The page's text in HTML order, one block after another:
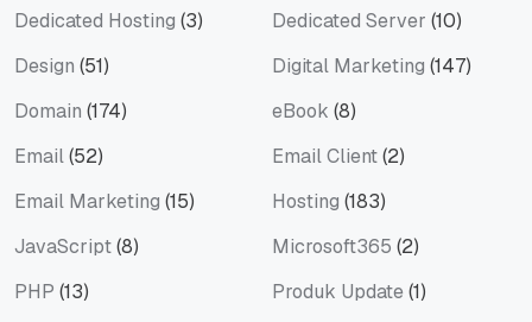
Dedicated Hosting (3) Dedicated Server (10)
Design (51) Digital Marketing (147)
Domain (174) eBook (8)
Email(52) Email Client(2)
Email Marketing (15) Hosting (183)
JavaScript(8) Microsoft365 (2)
PHP (13) Produk Update (1)